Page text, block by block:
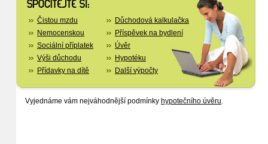
Čistou mzdu
Nemocenskou
Sociální příplatek
Výši důchodu
Přídavky na dítě
Důchodová kalkulačka
Příspěvek na bydlení
Úvěr
Hypotéku
Další výpočty
Vyjednáme vám nejváhodnější podmínky hypotečního úvěru.